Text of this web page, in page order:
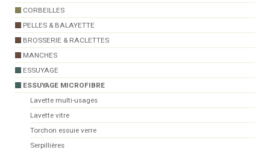
CORBEILLES
PELLES & BALAYETTE
BROSSERIE & RACLETTES
MANCHES
ESSUYAGE
ESSUYAGE MICROFIBRE
Lavette multi-usages
Lavette vitre
Torchon essuie verre
Serpillières